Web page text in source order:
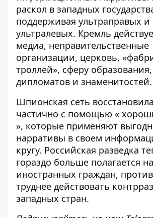
раскол в западных
поддерживая ультраправых и
ультралевых. Кремль
медиа, неправительственные
организации, церковь,
троллей», сферу
дипломатов и знаменитостей.
Шпионская сеть
частично с помощью «
», которые применяют
нарративы в своем
кругу. Российская разведка
гораздо больше полагается на
иностранных граждан,
труднее действовать
западных стран.